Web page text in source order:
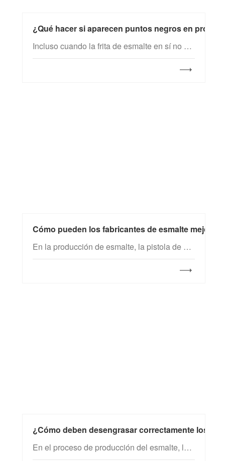
¿Qué hacer si aparecen puntos negros en
Incluso cuando la frita de esmalte en sí no presenta problemas de calidad y el proceso de esmaltado se realiza conforme a los procedimientos estándar, siguen apareciendo puntos negros en los productos fabricados con frita blanca. A pesar de investigaciones exhaustivas, la fuente del problema resulta difícil de identificar. ¿Por qué ocurre esto?
Cómo pueden los fabricantes de esmalte
En la producción de esmalte, la pistola de esmaltado es la herramienta clave para la pulverización húmeda y se utiliza en casi todos los productos esmaltados. Sin embargo, la pulverización manual en húmedo exige un alto nivel de habilidad por parte de los operarios, por lo que el ajuste correcto de la pistola resulta fundamental. A continuación, presentamos los métodos de ajuste de las pistolas de esmaltado. Los fabricantes de esmalte son bienvenidos a guardarlos como referencia.
¿Cómo deben desengrasar correctamente los
En el proceso de producción del esmalte, los fabricantes suelen enfrentarse a diversos defectos. Un caso reciente fue la aparición de marcas de quemado irregulares en la superficie de una olla esmaltada, lo que afectó gravemente la apariencia y la calidad del producto. Ante esta situación, Nolifrit formó rápidamente un equipo especial de ingenieros técnicos que, tras 48 horas de trabajo continuo, lograron identificar la causa raíz y desarrollar una solución eficaz, evitando así pérdidas económicas para el cliente.